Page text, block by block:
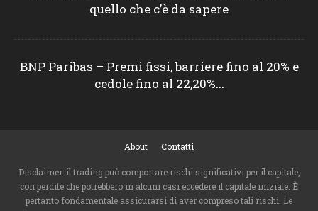
quello che c’è da sapere
BNP Paribas – Premi fissi, barriere fino al 20% e
cedole fino al 22,20%...
About Contatti
Disclaimer: il trading può comportare rischi significativi per il capitale,
con perdite che potrebbero in alcuni casi eccedere il capitale iniziale. È
pertanto fondamentale assicurarsi di aver compreso tali rischi. Le